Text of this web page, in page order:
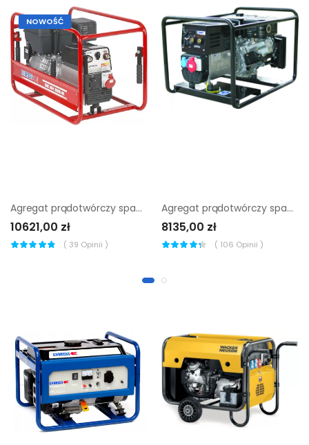
NOWOŚĆ
Agregat prądotwórczy spawalniczy Endress ESE 804 SDHS-DC
10621,00 zł
( 39 Opinii )
Agregat prądotwórczy spawalniczy Sumera Motor smw-220dck-K
8135,00 zł
( 106 Opinii )